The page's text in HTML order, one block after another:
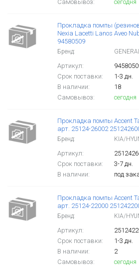
Самовывоз:
сегодня
Прокладка помпы
Nexia Lacetti Lanos Aveo
94580509
Бренд:
Артикул:
Срок поставки:
1-3 дн.
В наличии:
18
Самовывоз:
сегодня
Прокладка помпы Accent
арт. 25124-26002
Бренд: KIA/
Артикул:
Срок поставки:
3-7 дн.
В наличии:
под
Прокладка помпы Accent
арт. 25124-22000
Бренд: KIA/
Артикул:
Срок поставки:
1-3 дн.
В наличии:
2
Самовывоз:
сегодня